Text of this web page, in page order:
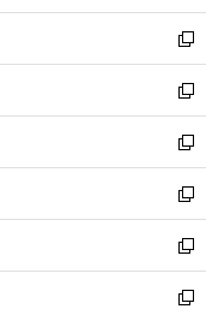
開
く
ウ
で
開
く
ン
ド
ウ
で
開
く
ウ
ィ
ン
ド
ウ
で
開
く
新
し
い
ウ
ィ
ン
ド
ウ
で
開
く
新
し
い
ウ
ィ
ン
ド
ウ
で
新
し
い
ウ
ィ
ン
ド
新
し
い
ウ
ィ
新
し
い
新